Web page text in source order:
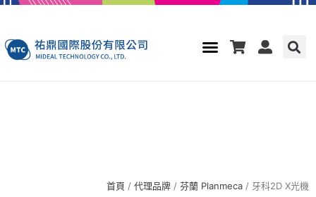
首頁 / 代理品牌 / 芬蘭 Planmeca / 牙科2D X光機